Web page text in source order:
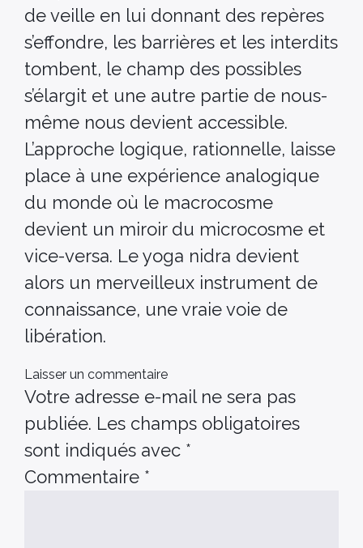
de veille en lui donnant des repères
s’effondre, les barrières et les interdits
tombent, le champ des possibles
s’élargit et une autre partie de nous-
même nous devient accessible.
L’approche logique, rationnelle, laisse
place à une expérience analogique
du monde où le macrocosme
devient un miroir du microcosme et
vice-versa. Le yoga nidra devient
alors un merveilleux instrument de
connaissance, une vraie voie de
libération.
Laisser un commentaire
Votre adresse e-mail ne sera pas
publiée. Les champs obligatoires
sont indiqués avec *
Commentaire *